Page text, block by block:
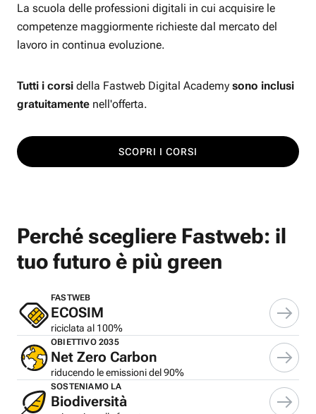
La scuola delle professioni digitali in cui acquisire le
competenze maggiormente richieste dal mercato del
lavoro in continua evoluzione.
Tutti i corsi della Fastweb Digital Academy sono inclusi
gratuitamente nell'offerta.
SCOPRI I CORSI
Perché scegliere Fastweb: il
tuo futuro è più green
FASTWEB
ECOSIM
riciclata al 100%
OBIETTIVO 2035
Net Zero Carbon
riducendo le emissioni del 90%
SOSTENIAMO LA
Biodiversità